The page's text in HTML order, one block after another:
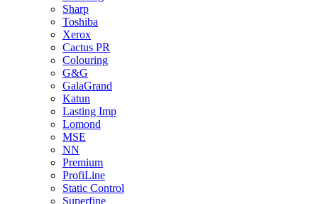
Sharp
Toshiba
Xerox
Cactus PR
Colouring
G&G
GalaGrand
Katun
Lasting Imp
Lomond
MSE
NN
Premium
ProfiLine
Static Control
Superfine